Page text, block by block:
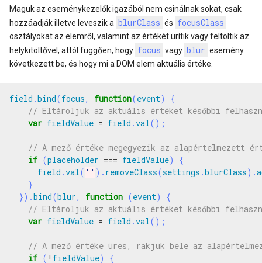
Maguk az eseménykezelők igazából nem csinálnak sokat, csak
hozzáadják illetve leveszik a blurClass és focusClass
osztályokat az elemről, valamint az értékét ürítik vagy feltöltik az
helykitöltővel, attól függően, hogy focus vagy blur esemény
következett be, és hogy mi a DOM elem aktuális értéke.
field .bind(focus, function(event) {
var fieldValue = field .val();
if (placeholder === fieldValue)
{
field .val( '' ). removeClass(settings .blurClass).
}
}).bind(blur, function (event) {
var fieldValue = field .val();
if ( ! fieldValue)
{